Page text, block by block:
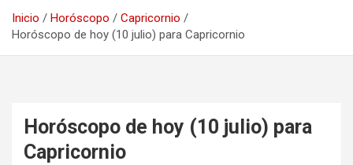
Inicio Horóscopo
Capricornio
Horóscopo de hoy (10 julio) para Capricornio
Horóscopo de hoy (10 julio) para
Capricornio